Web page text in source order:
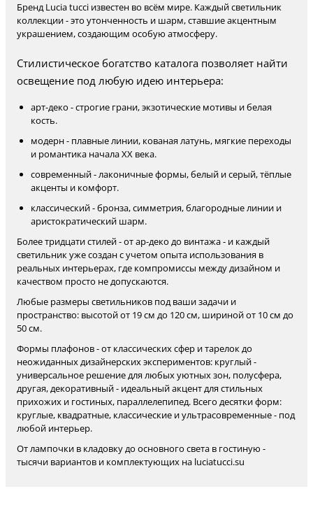
Бренд Lucia tucci известен во всём мире. Каждый светильник
коллекции - это утонченность и шарм, ставшие акцентным
украшением, создающим особую атмосферу.
Стилистическое богатство каталога позволяет найти
освещение под любую идею интерьера:
арт-деко - строгие грани, экзотические мотивы и белая
кость.
модерн - плавные линии, кованая латунь, мягкие переходы
и романтика начала XX века.
современный - лаконичные формы, белый и серый, тёплые
акценты и комфорт.
классический - бронза, симметрия, благородные линии и
аристократический шарм.
Более тридцати стилей - от ар-деко до винтажа - и каждый
светильник уже создан с учетом опыта использования в
реальных интерьерах, где компромиссы между дизайном и
качеством просто не допускаются.
Любые размеры светильников под ваши задачи и
пространство: высотой от 19 см до 120 см, шириной от 10 см до
50 см.
Формы плафонов - от классических сфер и тарелок до
неожиданных дизайнерских экспериментов: круглый -
универсальное решение для любых уютных зон, полусфера,
другая, декоративный - идеальный акцент для стильных
прихожих и гостиных, параллелепипед. Всего десятки форм:
круглые, квадратные, классические и ультрасовременные - под
любой интерьер.
От лампочки в кладовку до основного света в гостиную -
тысячи вариантов и комплектующих на luciatucci.su